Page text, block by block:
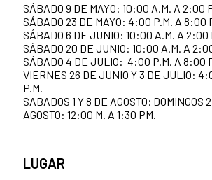
SÁBADO 9 DE MAYO: 10:00 A.M. A 2:00
SÁBADO 23 DE MAYO: 4:00 P.M. A 8:00
SÁBADO 6 DE JUNIO: 10:00 A.M. A 2:00
SÁBADO 20 DE JUNIO: 10:00 A.M. A
SÁBADO 4 DE JULIO: 4:00 P.M. A 8:00
VIERNES 26 DE JUNIO Y 3 DE JULIO:
P.M.
SABADOS 1 Y 8 DE AGOSTO; DOMINGOS
AGOSTO: 12:00 M. A 1:30 PM.
LUGAR